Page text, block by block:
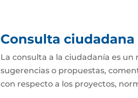
Consulta ciudadana
La consulta a la ciudadanía es
sugerencias o propuestas,
con respecto a los proyectos,